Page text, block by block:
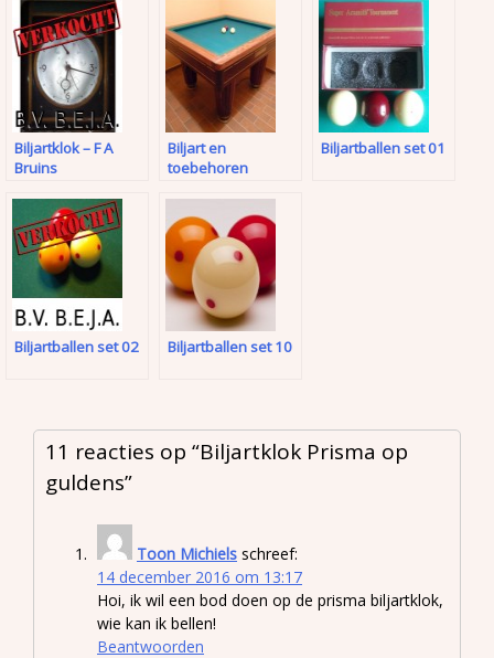
Biljartklok – F A
Bruins
Biljart en
toebehoren
Biljartballen set 01
Biljartballen set 02 Biljartballen set 10
11 reacties op “Biljartklok Prisma op
guldens”
Toon Michiels schreef:
14 december 2016 om 13:17
Hoi, ik wil een bod doen op de prisma biljartklok,
wie kan ik bellen!
Beantwoorden